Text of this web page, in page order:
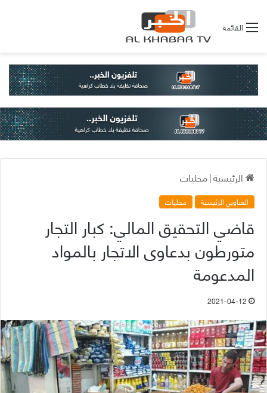
القائمة
الرئيسية|محليات
العناوين الرئيسية محليات
قاضي التحقيق المالي: كبار التجار
متورطون بدعاوى الاتجار بالمواد
المدعومة
2021-04-12